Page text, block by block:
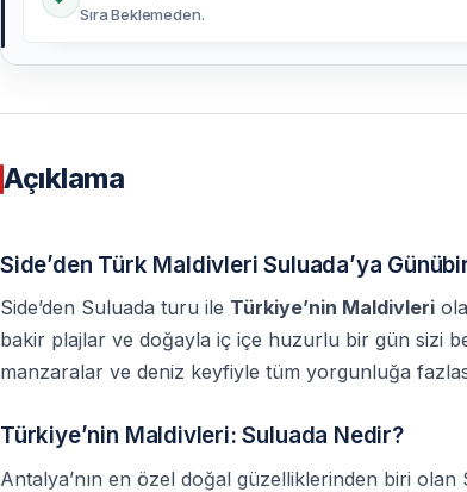
Sıra Beklemeden.
Açıklama
Side’den Türk Maldivleri Suluada’ya
Side’den Suluada turu ile Türkiye’nin Maldivleri
bakir plajlar ve doğayla iç içe huzurlu bir gün sizi
manzaralar ve deniz keyfiyle tüm yorgunluğa
Türkiye’nin Maldivleri: Suluada Nedir?
Antalya’nın en özel doğal güzelliklerinden biri